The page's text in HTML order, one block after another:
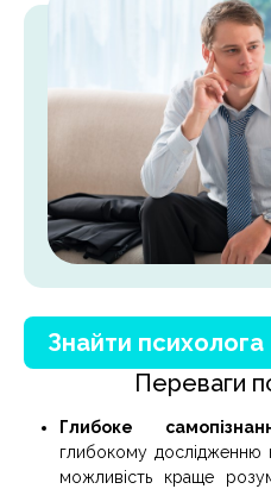
Знайти психолога
Переваги
Глибоке
глибокому дослідженню
можливість краще